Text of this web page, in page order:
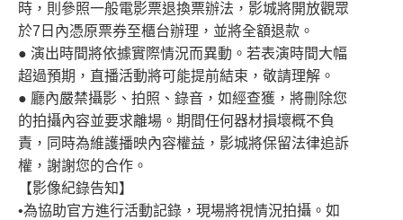
時，則參照一般電影票退換票辦法，影城將開放觀眾
於7日內憑原票券至櫃台辦理，並將全額退款。
● 演出時間將依據實際情況而異動。若表演時間大幅
超過預期，直播活動將可能提前結束，敬請理解。
● 廳內嚴禁攝影、拍照、錄音，如經查獲，將刪除您
的拍攝內容並要求離場。期間任何器材損壞概不負
責，同時為維護播映內容權益，影城將保留法律追訴
權，謝謝您的合作。
【影像紀錄告知】
•為協助官方進行活動記錄，現場將視情況拍攝。如